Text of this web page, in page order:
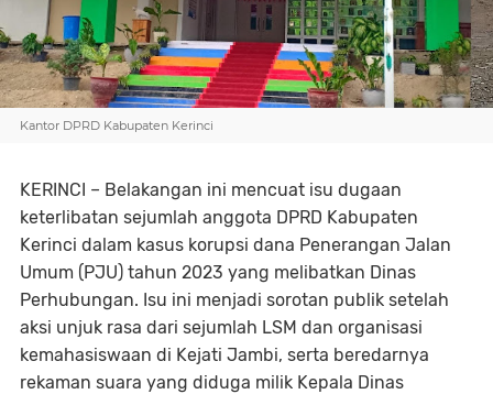
Kantor DPRD Kabupaten Kerinci
KERINCI – Belakangan ini mencuat isu dugaan
keterlibatan sejumlah anggota DPRD Kabupaten
Kerinci dalam kasus korupsi dana Penerangan Jalan
Umum (PJU) tahun 2023 yang melibatkan Dinas
Perhubungan. Isu ini menjadi sorotan publik setelah
aksi unjuk rasa dari sejumlah LSM dan organisasi
kemahasiswaan di Kejati Jambi, serta beredarnya
rekaman suara yang diduga milik Kepala Dinas